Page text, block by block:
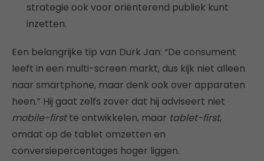
strategie ook voor oriënterend publiek kunt
inzetten.
Een belangrijke tip van Durk Jan: “De consument
leeft in een multi-screen markt, dus kijk niet alleen
naar smartphone, maar denk ook over apparaten
heen.” Hij gaat zelfs zover dat hij adviseert niet
mobile-firstte ontwikkelen, maar tablet-first,
omdat op de tablet omzetten en
conversiepercentages hoger liggen.